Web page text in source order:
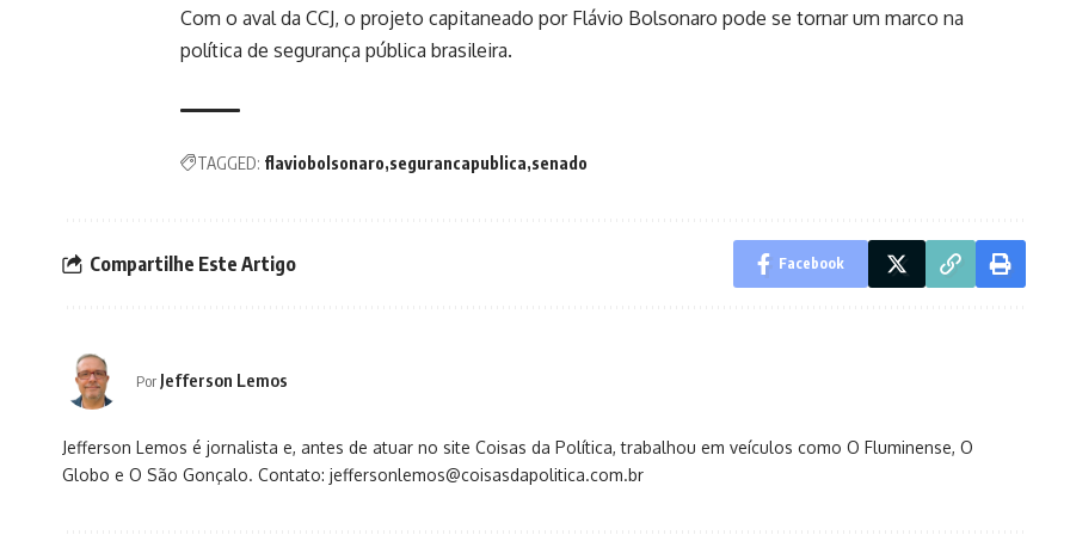
Com o aval da CCJ, o projeto capitaneado por Flávio Bolsonaro pode se tornar um marco na
política de segurança pública brasileira.
TAGGED: flaviobolsonaro segurancapublica senado
Compartilhe Este Artigo Facebook
Por Jefferson Lemos
Jefferson Lemos é jornalista e, antes de atuar no site Coisas da Política, trabalhou em veículos como O Fluminense, O
Globo e O São Gonçalo. Contato: jeffersonlemos@coisasdapolitica.com.br